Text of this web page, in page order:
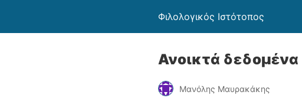
Φιλολογικός Ιστότοπος
Ανοικτά δεδομένα
Μανόλης Μαυρακάκης